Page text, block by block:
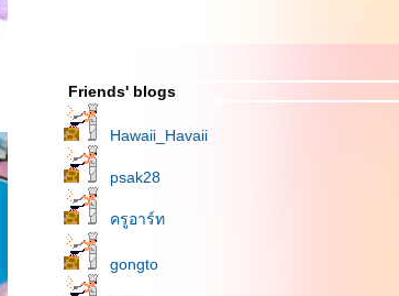
Friends' blogs
Hawaii_Havaii
psak28
ครูอาร์ท
gongto